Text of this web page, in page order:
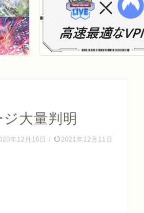
大量判明
年12月16日 / 2021年12月11日